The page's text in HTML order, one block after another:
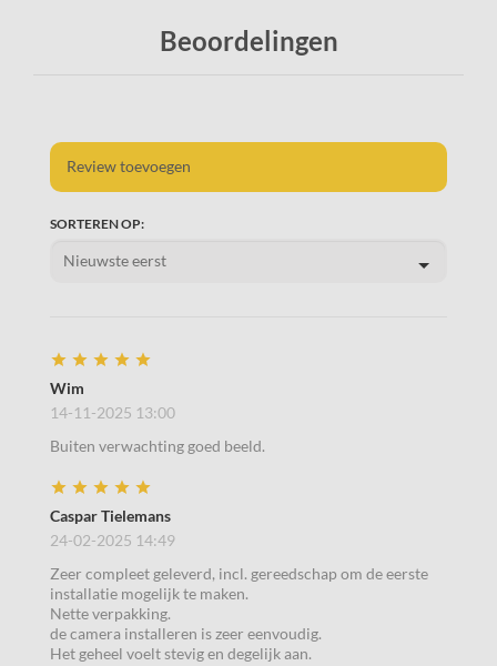
Beoordelingen
SORTEREN OP:
Review toevoegen
Wim
14-11-2025 13:00
Buiten verwachting goed beeld.
Caspar Tielemans
24-02-2025 14:49
Zeer compleet geleverd, incl. gereedschap om de eerste
installatie mogelijk te maken.
Nette verpakking.
de camera installeren is zeer eenvoudig.
Het geheel voelt stevig en degelijk aan.